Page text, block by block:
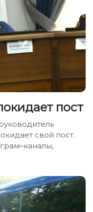
пост
свой пост.